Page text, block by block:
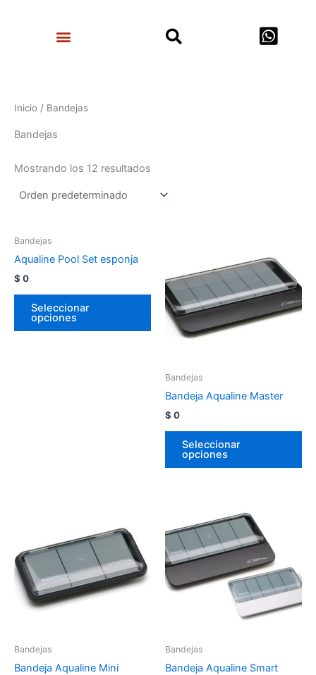
Menu Search
Inicio / Bandejas
Bandejas
Mostrando los 12 resultados
Bandejas
Aqualine Pool Set esponja
$ 0
Seleccionar
opciones
Bandejas
Bandeja Aqualine Master
$ 0
Seleccionar
opciones
Bandejas
Bandeja Aqualine Mini
Bandejas
Bandeja Aqualine Smart